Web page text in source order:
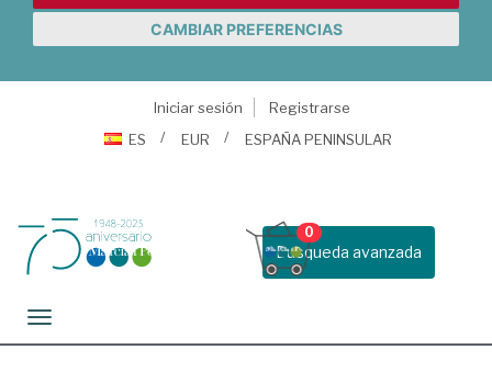
CAMBIAR PREFERENCIAS
Iniciar sesión
Registrarse
ES
EUR ESPAÑA PENINSULAR
Busqueda avanzada
0
Toggle navigation